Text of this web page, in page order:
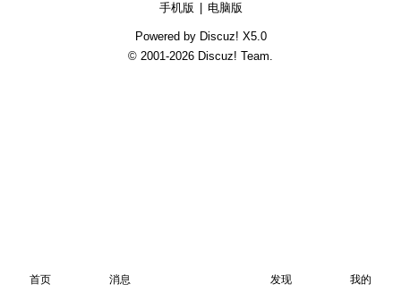
手机版 电脑版
Powered by Discuz! X5.0
© 2001-2026 Discuz! Team.
首页 消息 发现 我的